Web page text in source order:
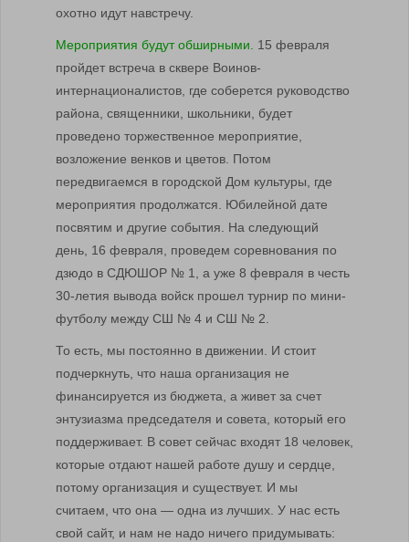
охотно идут навстречу.
Мероприятия будут обширными. 15 февраля
пройдет встреча в сквере Воинов-
интернационалистов, где соберется руководство
района, священники, школьники, будет
проведено торжественное мероприятие,
возложение венков и цветов. Потом
передвигаемся в городской Дом культуры, где
мероприятия продолжатся. Юбилейной дате
посвятим и другие события. На следующий
день, 16 февраля, проведем соревнования по
дзюдо в СДЮШОР № 1, а уже 8 февраля в честь
30-летия вывода войск прошел турнир по мини-
футболу между СШ № 4 и СШ № 2.
То есть, мы постоянно в движении. И стоит
подчеркнуть, что наша организация не
финансируется из бюджета, а живет за счет
энтузиазма председателя и совета, который его
поддерживает. В совет сейчас входят 18 человек,
которые отдают нашей работе душу и сердце,
потому организация и существует. И мы
считаем, что она — одна из лучших. У нас есть
свой сайт, и нам не надо ничего придумывать: